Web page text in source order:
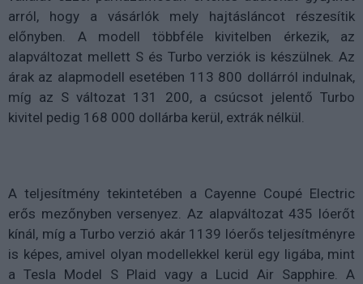
arról, hogy a vásárlók mely hajtásláncot részesítik
előnyben. A modell többféle kivitelben érkezik, az
alapváltozat mellett S és Turbo verziók is készülnek. Az
árak az alapmodell esetében 113 800 dollárról indulnak,
míg az S változat 131 200, a csúcsot jelentő Turbo
kivitel pedig 168 000 dollárba kerül, extrák nélkül.
A teljesítmény tekintetében a Cayenne Coupé Electric
erős mezőnyben versenyez. Az alapváltozat 435 lóerőt
kínál, míg a Turbo verzió akár 1139 lóerős teljesítményre
is képes, amivel olyan modellekkel kerül egy ligába, mint
a Tesla Model S Plaid vagy a Lucid Air Sapphire. A